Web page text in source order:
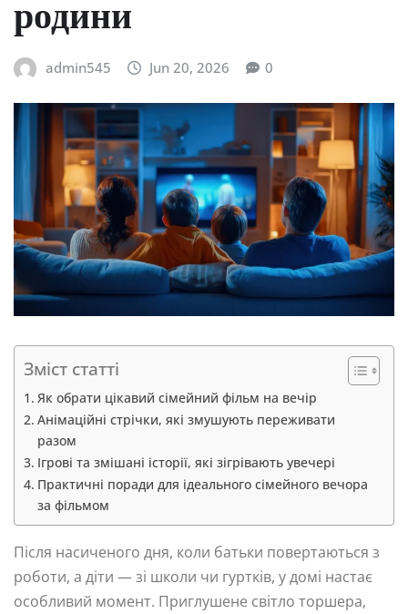
родини
admin545 Jun 20, 2026 0
Зміст статті
Як обрати цікавий сімейний фільм на вечір
Анімаційні стрічки, які змушують переживати
разом
Ігрові та змішані історії, які зігрівають увечері
Практичні поради для ідеального сімейного вечора
за фільмом
Після насиченого дня, коли батьки повертаються з
роботи, а діти — зі школи чи гуртків, у домі настає
особливий момент. Приглушене світло торшера,